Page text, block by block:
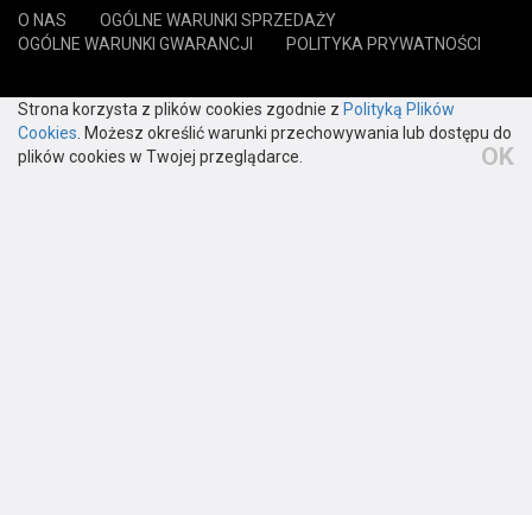
biuro@harmann.pl
O NAS
OGÓLNE WARUNKI SPRZEDAŻY
OGÓLNE WARUNKI GWARANCJI
POLITYKA PRYWATNOŚCI
Strona korzysta z plików cookies zgodnie z Polityką Plików
Cookies . Możesz określić warunki przechowywania lub dostępu do
plików cookies w Twojej przeglądarce.
OK